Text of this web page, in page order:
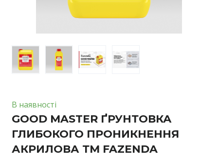
В наявності
GOOD MASTER ҐРУНТОВКА
ГЛИБОКОГО ПРОНИКНЕННЯ
АКРИЛОВА ТМ FAZENDA